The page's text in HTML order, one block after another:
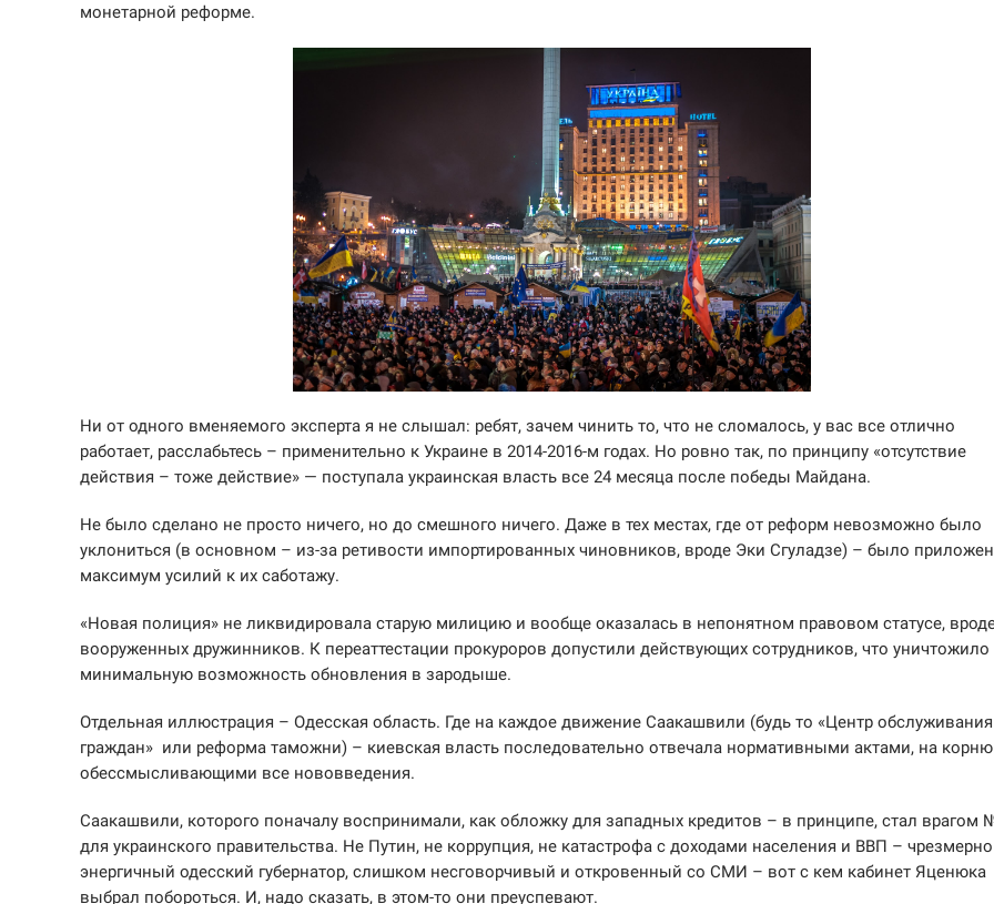
монетарной реформе.
Ни от одного вменяемого эксперта я не слышал: ребят, зачем чинить то, что не сломалось, у вас все отлично
работает, расслабьтесь – применительно к Украине в 2014-2016-м годах. Но ровно так, по принципу «отсутствие
действия – тоже действие» — поступала украинская власть все 24 месяца после победы Майдана.
Не было сделано не просто ничего, но до смешного ничего. Даже в тех местах, где от реформ невозможно было
уклониться (в основном – из-за ретивости импортированных чиновников, вроде Эки Сгуладзе) – было
максимум усилий к их саботажу.
«Новая полиция» не ликвидировала старую милицию и вообще оказалась в непонятном правовом статусе,
вооруженных дружинников. К переаттестации прокуроров допустили действующих сотрудников, что уничтожило
минимальную возможность обновления в зародыше.
Отдельная иллюстрация – Одесская область. Где на каждое движение Саакашвили (будь то «Центр обслуживания
граждан» или реформа таможни) – киевская власть последовательно отвечала нормативными актами, на корню
обессмысливающими все нововведения.
Саакашвили, которого поначалу воспринимали, как обложку для западных кредитов – в принципе, стал врагом
для украинского правительства. Не Путин, не коррупция, не катастрофа с доходами населения и ВВП – чрезмерно
энергичный одесский губернатор, слишком несговорчивый и откровенный со СМИ – вот с кем кабинет Яценюка
выбрал побороться. И, надо сказать, в этом-то они преуспевают.